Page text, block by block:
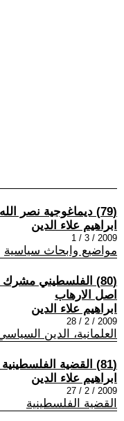
(79) ديماغوجية نصر الله ..
ابراهيم علاء الدين
2009 / 3 / 1
مواضيع وابحاث سياسية
(80) الفلسطيني
اصل الارهاب
ابراهيم علاء الدين
2009 / 2 / 28
العلمانية، الدين
(81) القضية الفلسطينية والليبرالية .. وحوار القاهرة
ابراهيم علاء الدين
2009 / 2 / 27
القضية الفلسطينية